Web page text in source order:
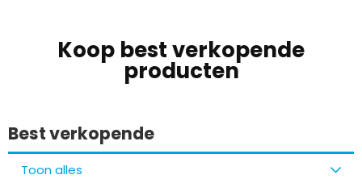
Koop best verkopende
producten
Best verkopende
Toon alles